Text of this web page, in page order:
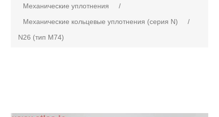
Механические уплотнения
/
Механические кольцевые уплотнения (серия N)
/
N26 (тип M74)